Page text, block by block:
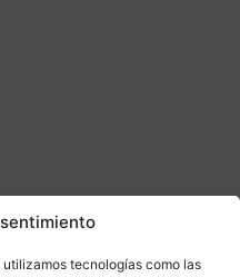
tecnologías como las